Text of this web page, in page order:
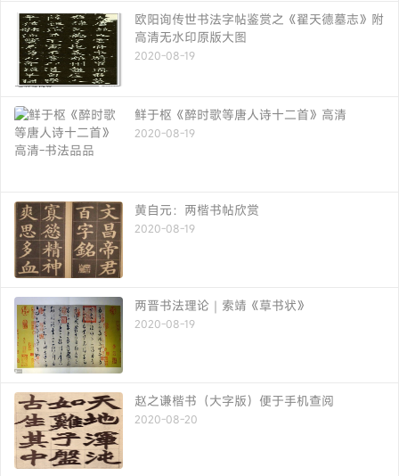
欧阳询传世书法字帖鉴赏之《翟天德墓志》附
高清无水印原版大图
2020-08-19
鲜于枢《醉时歌等唐人诗十二首》高清
2020-08-19
黄自元：两楷书帖欣赏
2020-08-19
两晋书法理论｜索靖《草书状》
2020-08-19
赵之谦楷书（大字版）便于手机查阅
2020-08-20